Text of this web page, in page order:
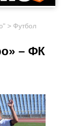
> Футбол
– ФК